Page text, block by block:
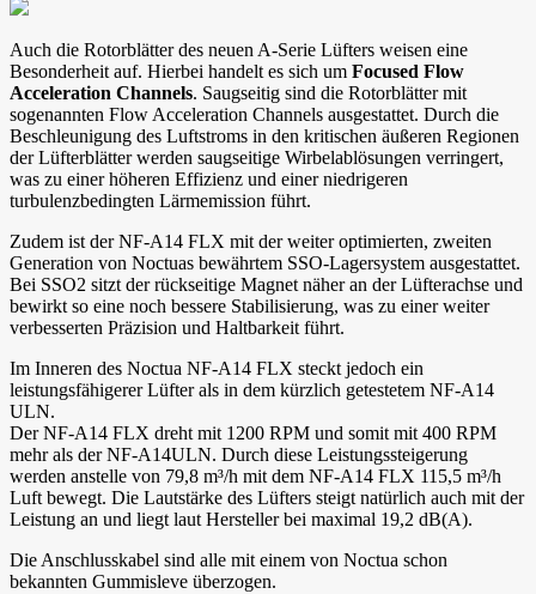
Auch die Rotorblätter des neuen A-Serie Lüfters weisen eine
Besonderheit auf. Hierbei handelt es sich um Focused Flow
Acceleration Channels. Saugseitig sind die Rotorblätter mit
sogenannten Flow Acceleration Channels ausgestattet. Durch die
Beschleunigung des Luftstroms in den kritischen äußeren Regionen
der Lüfterblätter werden saugseitige Wirbelablösungen verringert,
was zu einer höheren Effizienz und einer niedrigeren
turbulenzbedingten Lärmemission führt.
Zudem ist der NF-A14 FLX mit der weiter optimierten, zweiten
Generation von Noctuas bewährtem SSO-Lagersystem ausgestattet.
Bei SSO2 sitzt der rückseitige Magnet näher an der Lüfterachse und
bewirkt so eine noch bessere Stabilisierung, was zu einer weiter
verbesserten Präzision und Haltbarkeit führt.
Im Inneren des Noctua NF-A14 FLX steckt jedoch ein
leistungsfähigerer Lüfter als in dem kürzlich getestetem NF-A14
ULN.
Der NF-A14 FLX dreht mit 1200 RPM und somit mit 400 RPM
mehr als der NF-A14ULN. Durch diese Leistungssteigerung
werden anstelle von 79,8 m³/h mit dem NF-A14 FLX 115,5 m³/h
Luft bewegt. Die Lautstärke des Lüfters steigt natürlich auch mit der
Leistung an und liegt laut Hersteller bei maximal 19,2 dB(A).
Die Anschlusskabel sind alle mit einem von Noctua schon
bekannten Gummisleve überzogen.